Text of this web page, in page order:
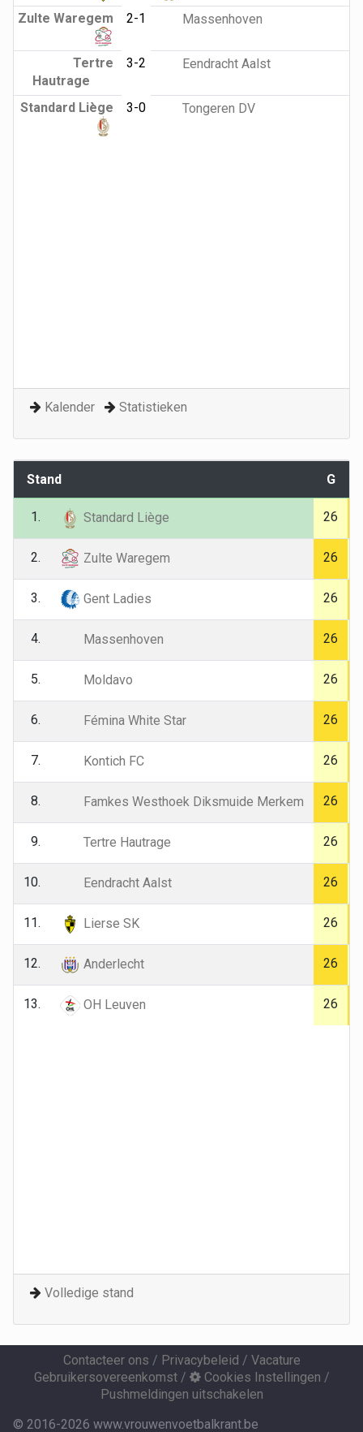
Zulte Waregem
2-1 Massenhoven
Tertre
Hautrage
3-2 Eendracht Aalst
Standard Liège 3-0 Tongeren DV
Kalender Statistieken
Stand G
1. Standard Liège 26
2. Zulte Waregem 26
3. Gent Ladies 26
4. Massenhoven 26
5. Moldavo 26
6. Fémina White Star 26
7. Kontich FC 26
8. Famkes Westhoek Diksmuide Merkem 26
9. Tertre Hautrage 26
10. Eendracht Aalst 26
11. Lierse SK 26
12. Anderlecht 26
13. OH Leuven 26
Volledige stand
Contacteer ons / Privacybeleid / Vacature
Gebruikersovereenkomst/ Cookies Instellingen /
Pushmeldingen uitschakelen
© 2016-2026 www.vrouwenvoetbalkrant.be